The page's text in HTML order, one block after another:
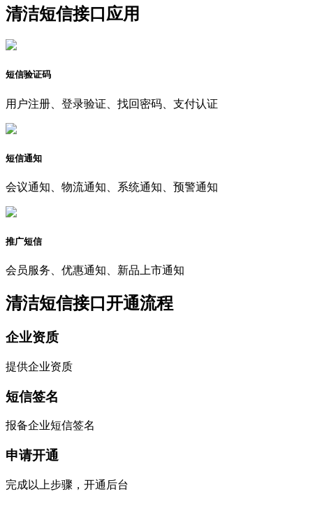
清洁短信接口应用
短信验证码
用户注册、登录验证、找回密码、支付认证
短信通知
会议通知、物流通知、系统通知、预警通知
推广短信
会员服务、优惠通知、新品上市通知
清洁短信接口开通流程
企业资质
提供企业资质
短信签名
报备企业短信签名
申请开通
完成以上步骤，开通后台